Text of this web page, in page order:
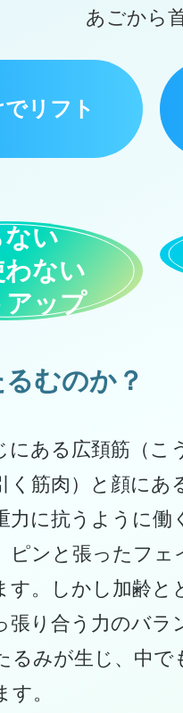
あごから
リフト
い
わない
ップ
むのか？
にある広頚筋（こ
く筋肉）と顔にあ
力に抗うように働
ピンと張ったフ
す。しかし加齢と
張り合う力のバラ
るみが生じ、中で
。